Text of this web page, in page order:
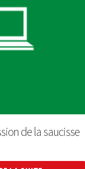
de la saucisse